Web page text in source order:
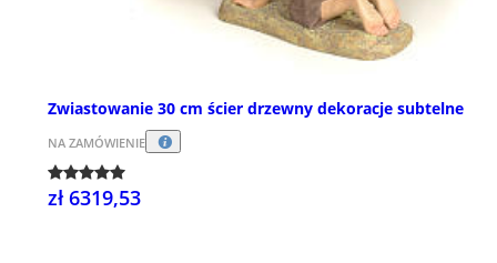
Zwiastowanie 30 cm ścier drzewny dekoracje subtelne
NA ZAMÓWIENIE
zł 6319,53